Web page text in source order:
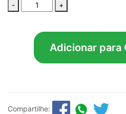
-
+
Adicionar para
Compartilhe: